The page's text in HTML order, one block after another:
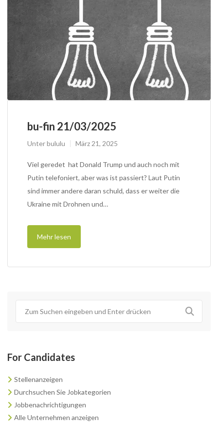
bu-fin 21/03/2025
Unterbululu März 21, 2025
Viel geredet hat Donald Trump und auch noch mit
Putin telefoniert, aber was ist passiert? Laut Putin
sind immer andere daran schuld, dass er weiter die
Ukraine mit Drohnen und…
Mehr lesen
For Candidates
Stellenanzeigen
Durchsuchen Sie Jobkategorien
Jobbenachrichtigungen
Alle Unternehmen anzeigen